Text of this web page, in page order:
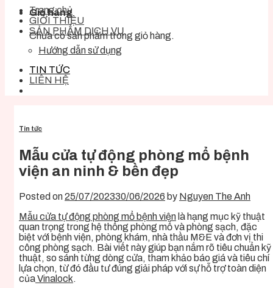
Giỏ hàng
Chưa có sản phẩm trong giỏ hàng.
Trang chủ
GIỚI THIỆU
SẢN PHẨM DỊCH VỤ
Hướng dẫn sử dụng
TIN TỨC
LIÊN HỆ
Tin tức
Mẫu cửa tự động phòng mổ bệnh
viện an ninh & bền đẹp
Posted on25/07/202330/06/2026 by Nguyen The Anh
Mẫu cửa tự động phòng mổ bệnh viện là hạng mục kỹ thuật
quan trọng trong hệ thống phòng mổ và phòng sạch, đặc
biệt với bệnh viện, phòng khám, nhà thầu M&E và đơn vị thi
công phòng sạch. Bài viết này giúp bạn nắm rõ tiêu chuẩn kỹ
thuật, so sánh từng dòng cửa, tham khảo báo giá và tiêu chí
lựa chọn, từ đó đầu tư đúng giải pháp với sự hỗ trợ toàn diện
củaVinalock.